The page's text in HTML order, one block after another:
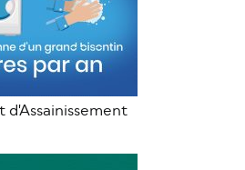
d'Assainissement